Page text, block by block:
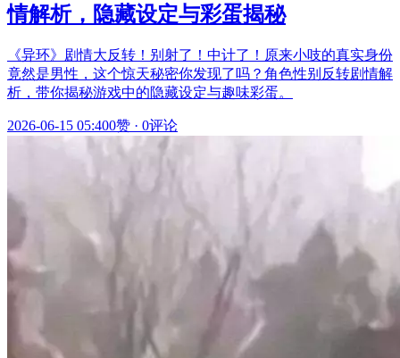
情解析，隐藏设定与彩蛋揭秘
《异环》剧情大反转！别射了！中计了！原来小吱的真实身份
竟然是男性，这个惊天秘密你发现了吗？角色性别反转剧情解
析，带你揭秘游戏中的隐藏设定与趣味彩蛋。
2026-06-15 05:400赞 · 0评论